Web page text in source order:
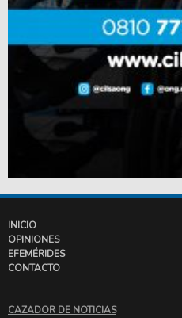
INICIO
OPINIONES
EFEMÉRIDES
CONTACTO
CAZADOR DE NOTICIAS